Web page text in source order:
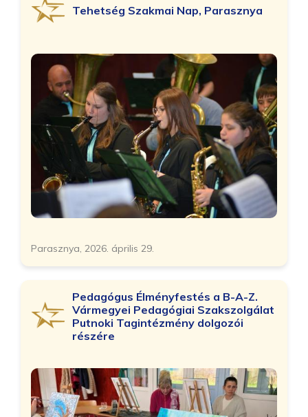
Tehetség Szakmai Nap, Parasznya
Parasznya, 2026. április 29.
Pedagógus Élményfestés a B-A-Z.
Vármegyei Pedagógiai Szakszolgálat
Putnoki Tagintézmény dolgozói
részére